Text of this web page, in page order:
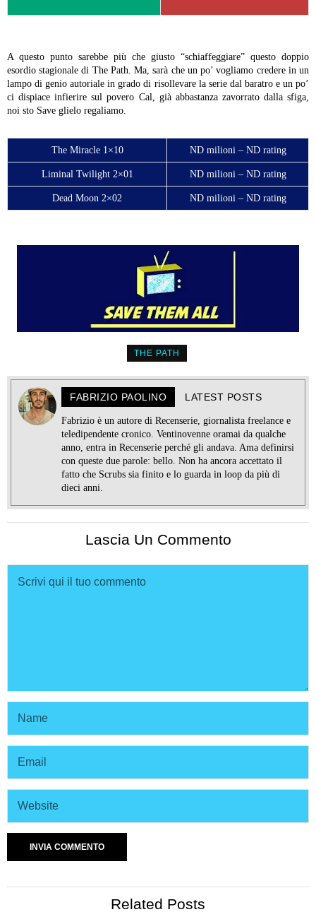
A questo punto sarebbe più che giusto “schiaffeggiare” questo doppio
esordio stagionale di The Path. Ma, sarà che un po’ vogliamo credere in un
lampo di genio autoriale in grado di risollevare la serie dal baratro e un po’
ci dispiace infierire sul povero Cal, già abbastanza zavorrato dalla sfiga,
noi sto Save glielo regaliamo.
The Miracle 1×10 ND milioni – ND rating
Liminal Twilight 2×01 ND milioni – ND rating
Dead Moon 2×02 ND milioni – ND rating
THE PATH
FABRIZIO PAOLINO LATEST POSTS
Fabrizio è un autore di Recenserie, giornalista freelance e
teledipendente cronico. Ventinovenne oramai da qualche
anno, entra in Recenserie perché gli andava. Ama definirsi
con queste due parole: bello. Non ha ancora accettato il
fatto che Scrubs sia finito e lo guarda in loop da più di
dieci anni.
Lascia Un Commento
Related Posts